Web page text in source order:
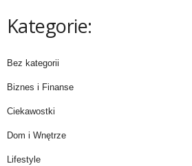
Kategorie:
Bez kategorii
Biznes i Finanse
Ciekawostki
Dom i Wnętrze
Lifestyle